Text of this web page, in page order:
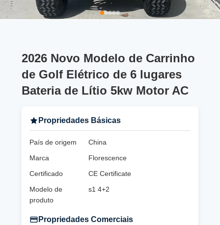
2026 Novo Modelo de Carrinho
de Golf Elétrico de 6 lugares
Bateria de Lítio 5kw Motor AC
Propriedades Básicas
País de origem
China
Marca
Florescence
Certificado
CE Certificate
Modelo de
produto
s1 4+2
Propriedades Comerciais